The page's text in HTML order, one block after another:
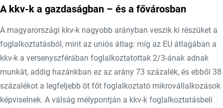
A kkv-k a gazdaságban – és a fővárosban
A magyarországi kkv-k nagyobb arányban veszik ki részüket a
foglalkoztatásból, mint az uniós átlag: míg az EU átlagában a
kkv-k a versenyszférában foglalkoztatottak 2/3-ának adnak
munkát, addig hazánkban ez az arány 73 százalék, és ebből 38
százalékot a legfeljebb öt főt foglalkoztató mikrovállalkozások
képviselnek. A válság mélypontján a kkv-k foglalkoztatásbeli